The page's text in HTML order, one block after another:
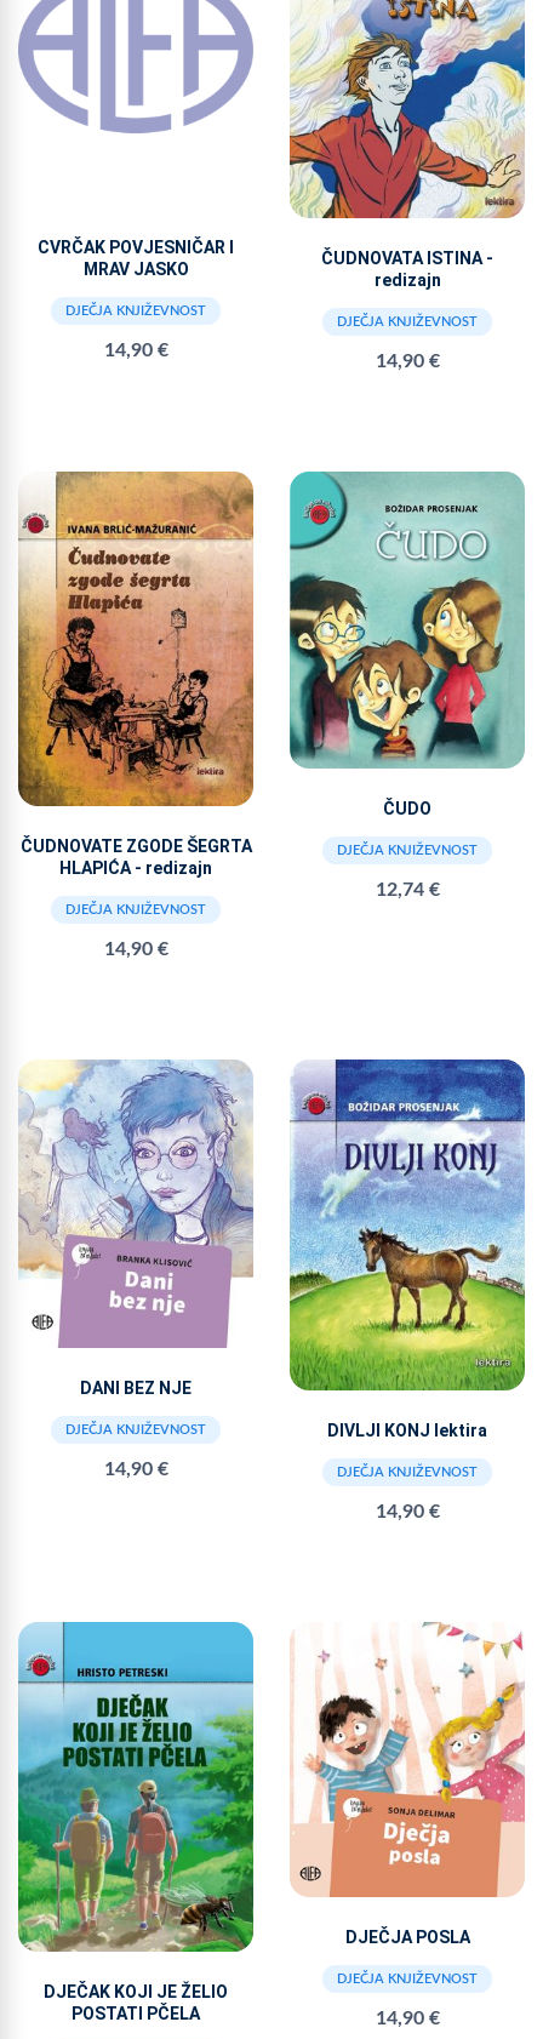
CVRČAK POVJESNIČAR I
MRAV JASKO
DJEČJA KNJIŽEVNOST
14,90 €
ČUDNOVATA ISTINA -
redizajn
DJEČJA KNJIŽEVNOST
14,90 €
ČUDNOVATE ZGODE ŠEGRTA
HLAPIĆA - redizajn
DJEČJA KNJIŽEVNOST
14,90 €
ČUDO
DJEČJA KNJIŽEVNOST
12,74 €
DANI BEZ NJE
DJEČJA KNJIŽEVNOST
14,90 €
DIVLJI KONJ lektira
DJEČJA KNJIŽEVNOST
14,90 €
DJEČAK KOJI JE ŽELIO
POSTATI PČELA
DJEČJA POSLA
DJEČJA KNJIŽEVNOST
14,90 €